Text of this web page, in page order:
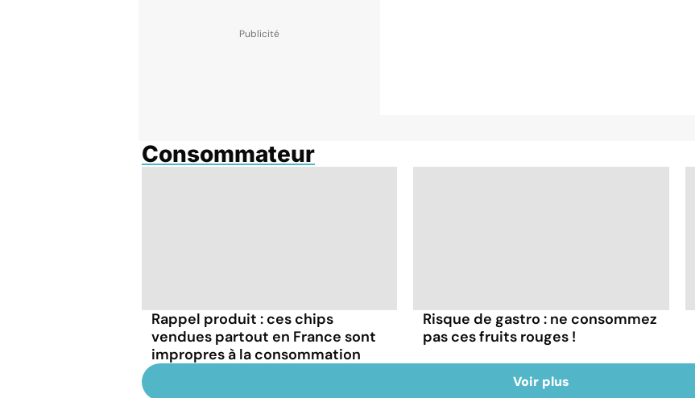
Consommateur
Rappel produit : ces chips
vendues partout en France sont
impropres à la consommation
Risque de gastro : ne consommez
pas ces fruits rouges !
Voir plus